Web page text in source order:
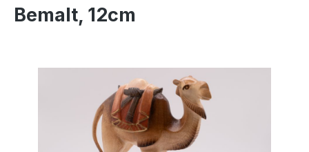
Bemalt, 12cm
Bildergalerie überspringen